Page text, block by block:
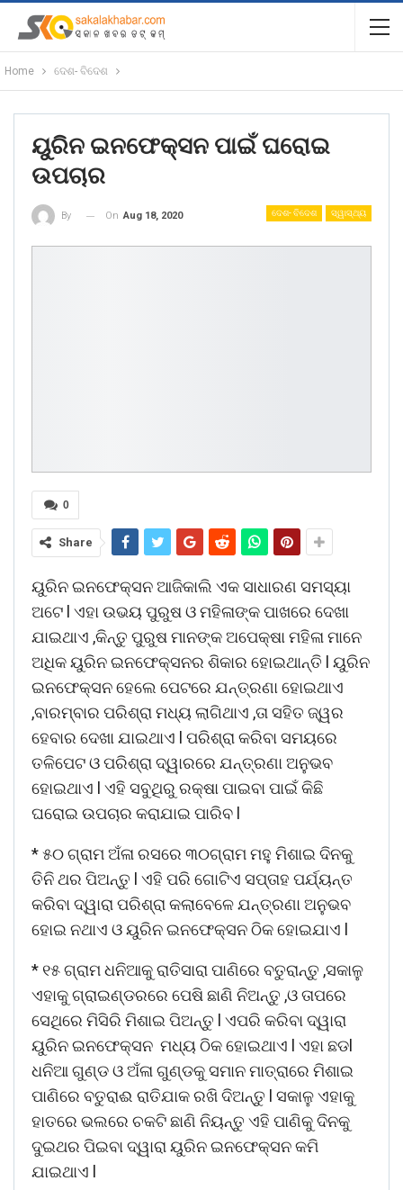
Home ଦେଶ- ବିଦେଶ
ୟୁରିନ ଇନଫେକ୍ସନ ପାଇଁ ଘରୋଇ
ଉପଚାର
ଦେଶ- ବିଦେଶ ସ୍ୱାସ୍ଥ୍ୟ
By On Aug 18, 2020
0
Share
ୟୁରିନ ଇନଫେକ୍ସନ ଆଜିକାଲି ଏକ ସାଧାରଣ ସମସ୍ୟା
ଅଟେ l ଏହା ଉଭୟ ପୁରୁଷ ଓ ମହିଳାଙ୍କ ପାଖରେ ଦେଖା
ଯାଇଥାଏ ,କିନ୍ତୁ ପୁରୁଷ ମାନଙ୍କ ଅପେକ୍ଷା ମହିଳା ମାନେ
ଅଧିକ ୟୁରିନ ଇନଫେକ୍ସନର ଶିକାର ହୋଇଥାନ୍ତି l ୟୁରିନ
ଇନଫେକ୍ସନ ହେଲେ ପେଟରେ ଯନ୍ତ୍ରଣା ହୋଇଥାଏ
,ବାରମ୍ବାର ପରିଶ୍ରା ମଧ୍ୟ ଲାଗିଥାଏ ,ତା ସହିତ ଜ୍ୱର
ହେବାର ଦେଖା ଯାଇଥାଏ l ପରିଶ୍ରା କରିବା ସମୟରେ
ତଳିପେଟ ଓ ପରିଶ୍ରା ଦ୍ୱାରରେ ଯନ୍ତ୍ରଣା ଅନୁଭବ
ହୋଇଥାଏ l ଏହି ସବୁଥିରୁ ରକ୍ଷା ପାଇବା ପାଇଁ କିଛି
ଘରୋଇ ଉପଚାର କରାଯାଇ ପାରିବ l
* ୫୦ ଗ୍ରାମ ଅଁଳା ରସରେ ୩୦ଗ୍ରାମ ମହୁ ମିଶାଇ ଦିନକୁ
ତିନି ଥର ପିଅନ୍ତୁ l ଏହି ପରି ଗୋଟିଏ ସପ୍ତାହ ପର୍ଯ୍ୟନ୍ତ
କରିବା ଦ୍ୱାରା ପରିଶ୍ରା କଲାବେଳେ ଯନ୍ତ୍ରଣା ଅନୁଭବ
ହୋଇ ନଥାଏ ଓ ୟୁରିନ ଇନଫେକ୍ସନ ଠିକ ହୋଇଯାଏ l
* ୧୫ ଗ୍ରାମ ଧନିଆକୁ ରାତିସାରା ପାଣିରେ ବତୁରାନ୍ତୁ ,ସକାଳୁ
ଏହାକୁ ଗ୍ରାଇଣ୍ଡରରେ ପେଷି ଛାଣି ନିଅନ୍ତୁ ,ଓ ତାପରେ
ସେଥିରେ ମିସିରି ମିଶାଇ ପିଅନ୍ତୁ l ଏପରି କରିବା ଦ୍ୱାରା
ୟୁରିନ ଇନଫେକ୍ସନ ମଧ୍ୟ ଠିକ ହୋଇଥାଏ l ଏହା ଛଡl
ଧନିଆ ଗୁଣ୍ଡ ଓ ଅଁଳା ଗୁଣ୍ଡକୁ ସମାନ ମାତ୍ରାରେ ମିଶାଇ
ପାଣିରେ ବତୁରାଈ ରାତିଯାକ ରଖି ଦିଅନ୍ତୁ l ସକାଳୁ ଏହାକୁ
ହାତରେ ଭଲରେ ଚକଟି ଛାଣି ନିୟନ୍ତୁ ଏହି ପାଣିକୁ ଦିନକୁ
ଦୁଇଥର ପିଇବା ଦ୍ୱାରା ୟୁରିନ ଇନଫେକ୍ସନ କମି
ଯାଇଥାଏ l